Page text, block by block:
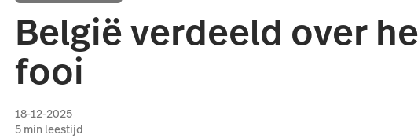
België verdeeld over
fooi
18-12-2025
5 min leestijd